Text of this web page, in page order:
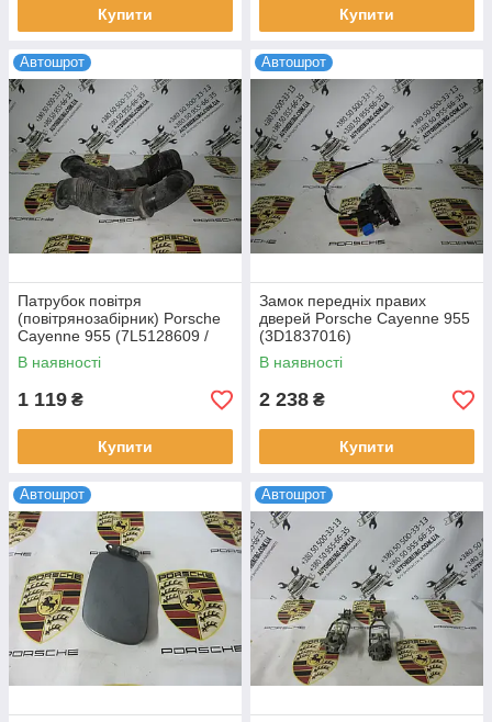
Купити Купити
Автошрот
Патрубок повітря
(повітрянозабірник) Porsche
Cayenne 955 (7L5128609 /
7L5129609)
В наявності
1 119 ₴
Купити
Автошрот
Замок передніх правих
дверей Porsche Cayenne 955
(3D1837016)
В наявності
2 238 ₴
Купити
Автошрот Автошрот